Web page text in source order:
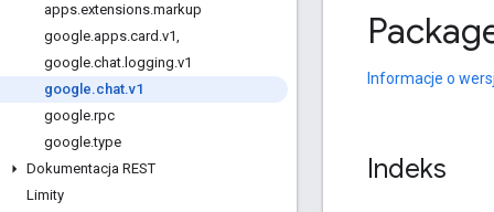
apps.extensions.markup
google.apps.card .v1,
google.chat. logging.v1
google.chat.v1
google.rpc
google.type
Dokumentacja REST
Limity
Informacje o
Indeks